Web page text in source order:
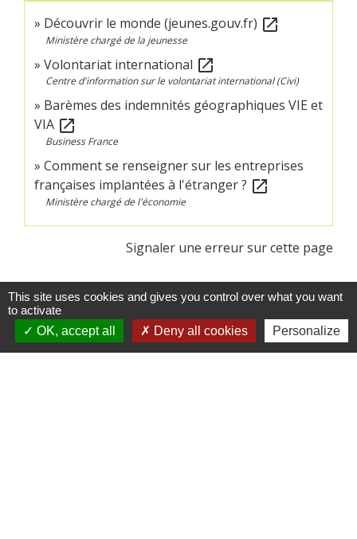
Découvrir le monde (jeunes.gouv.fr) open_in_new
Ministère chargé de la jeunesse
Volontariat international open_in_new
Centre d'information sur le volontariat international (Civi)
Barèmes des indemnités géographiques VIE et
VIA open_in_new
Business France
Comment se renseigner sur les entreprises
françaises implantées à l'étranger ? open_in_new
Ministère chargé de l'économie
Signaler une erreur sur cette page
Contacts
This site uses cookies and gives you control over what you want
to activate
OK, accept all
Deny all cookies Personalize